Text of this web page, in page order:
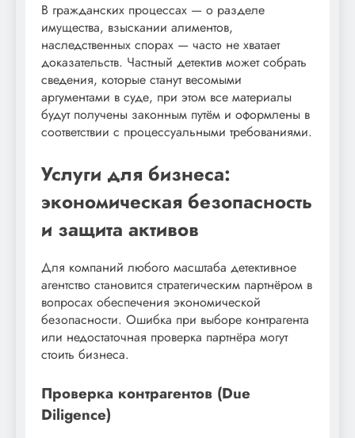
В гражданских процессах — о разделе
имущества, взыскании алиментов,
наследственных спорах — часто не хватает
доказательств. Частный детектив может собрать
сведения, которые станут весомыми
аргументами в суде, при этом все материалы
будут получены законным путём и оформлены в
соответствии с процессуальными требованиями.
Услуги для бизнеса:
экономическая безопасность
и защита активов
Для компаний любого масштаба детективное
агентство становится стратегическим партнёром в
вопросах обеспечения экономической
безопасности. Ошибка при выборе контрагента
или недостаточная проверка партнёра могут
стоить бизнеса.
Проверка контрагентов (Due
Diligence)